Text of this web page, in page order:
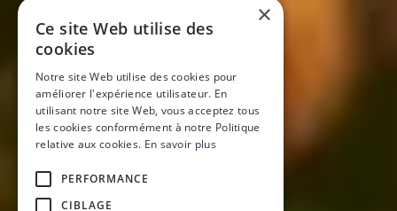
×
Ce site Web utilise des
cookies
Notre site Web utilise des cookies pour
améliorer l'expérience utilisateur. En
utilisant notre site Web, vous acceptez tous
les cookies conformément à notre Politique
relative aux cookies. En savoir plus
PERFORMANCE
CIBLAGE